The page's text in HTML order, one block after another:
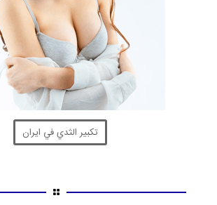
تكبير الثدي في ايران